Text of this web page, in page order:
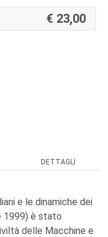
23,00
DETTAGLI
e le dinamiche dei
1999) è stato
delle Macchine e